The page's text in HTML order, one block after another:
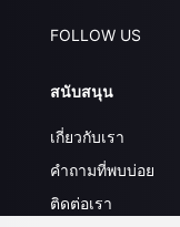
FOLLOW US
สนับสนุน
เกี่ยวกับเรา
คำถามที่พบบ่อย
ติดต่อเรา